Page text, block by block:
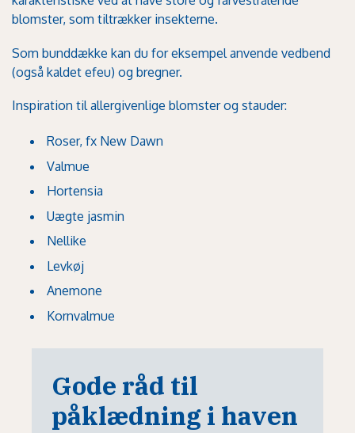
blomster, som tiltrækker insekterne.
Som bunddække kan du for eksempel anvende vedbend
(også kaldet efeu) og bregner.
Inspiration til allergivenlige blomster og stauder:
Roser, fx New Dawn
Valmue
Hortensia
Uægte jasmin
Nellike
Levkøj
Anemone
Kornvalmue
Gode råd til
påklædning i haven